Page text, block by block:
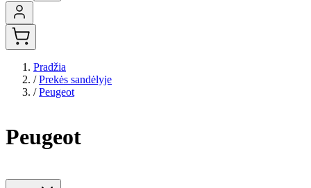
Pradžia
/ Prekės sandėlyje
/ Peugeot
Peugeot